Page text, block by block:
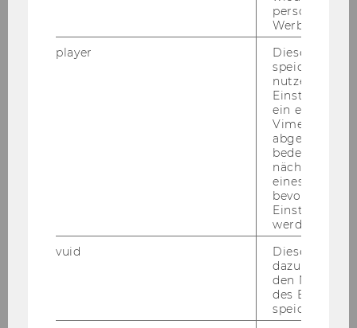
Digitale Transformation durch
Werbung
player
Dieses Cookie
speichert
ein
Vimeo-Video
abgespielt
bedeutet,
nächsten
eines Vimeo-
bevorzugten
werden.
vuid
Dieser
dazu
den
des
speichern.